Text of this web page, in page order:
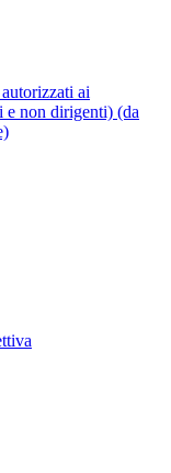
ai
e non dirigenti) (da